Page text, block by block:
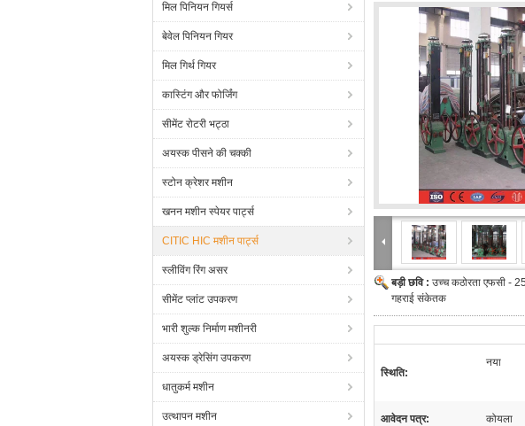
मिल पिनियन गियर्स
बेवेल पिनियन गियर
मिल गिर्थ गियर
कास्टिंग और फोर्जिंग
सीमेंट रोटरी भट्ठा
अयस्क पीसने की चक्की
स्टोन क्रेशर मशीन
खनन मशीन स्पेयर पार्ट्स
CITIC HIC मशीन पार्ट्स
स्लीविंग रिंग असर
सीमेंट प्लांट उपकरण
भारी शुल्क निर्माण मशीनरी
अयस्क ड्रेसिंग उपकरण
धातुकर्म मशीन
उत्थापन मशीन
बड़ी छवि : उच्च कठोरता एफसी -
गहराई संकेतक
स्थि‍ति:
नया
आवेदन पत्र: कोयला